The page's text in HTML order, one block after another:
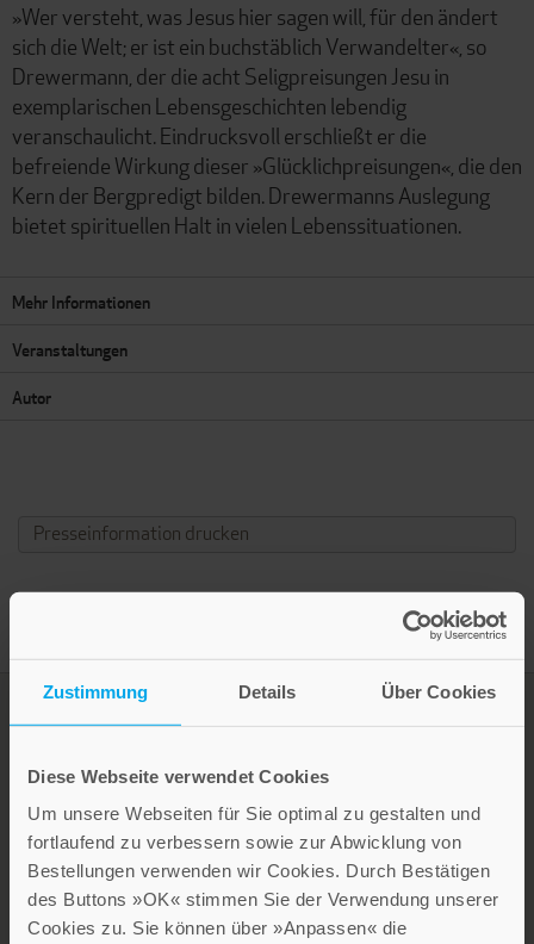
Zustimmung Details Über Cookies
Diese Webseite verwendet Cookies
Um unsere Webseiten für Sie optimal zu gestalten und
fortlaufend zu verbessern sowie zur Abwicklung von
Bestellungen verwenden wir Cookies. Durch Bestätigen
des Buttons »OK« stimmen Sie der Verwendung unserer
Cookies zu. Sie können über »Anpassen« die
»Wer versteht, was Jesus hier sagen will, für den ändert
sich die Welt; er ist ein buchstäblich Verwandelter«, so
Drewermann, der die acht Seligpreisungen Jesu in
exemplarischen Lebensgeschichten lebendig
veranschaulicht. Eindrucksvoll erschließt er die
befreiende Wirkung dieser »Glücklichpreisungen«, die den
Kern der Bergpredigt bilden. Drewermanns Auslegung
bietet spirituellen Halt in vielen Lebenssituationen.
Mehr Informationen
Veranstaltungen
Autor
Presseinformation drucken
LEBE GUT MAGAZIN